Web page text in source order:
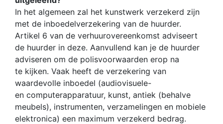
In het algemeen zal het kunstwerk verzekerd zijn
met de inboedelverzekering van de huurder.
Artikel 6 van de verhuurovereenkomst adviseert
de huurder in deze. Aanvullend kan je de huurder
adviseren om de polisvoorwaarden erop na
te kijken. Vaak heeft de verzekering van
waardevolle inboedel (audiovisuele-
en computerapparatuur, kunst, antiek (behalve
meubels), instrumenten, verzamelingen en mobiele
elektronica) een maximum verzekerd bedrag.